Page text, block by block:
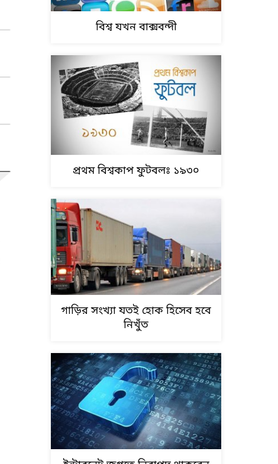
বিশ্ব যখন বাক্সবন্দী
প্রথম বিশ্বকাপ ফুটবলঃ ১৯৩০
গাড়ির সংখ্যা যতই হোক হিসেব হবে
নিখুঁত